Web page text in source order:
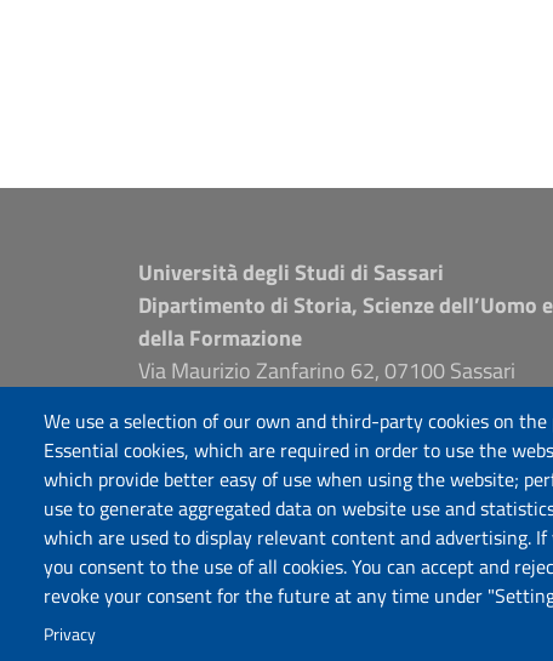
We use a selection of our own and third-party cookies on
Essential cookies, which are required in order to use the
which provide better easy of use when using the website;
use to generate aggregated data on website use and
which are used to display relevant content and advertising. If
you consent to the use of all cookies. You can accept and
revoke your consent for the future at any time under
Privacy
Università degli Studi di Sassari
Dipartimento di Storia, Scienze dell’Uomo e
della Formazione
Via Maurizio Zanfarino 62, 07100 Sassari
www.uniss.it